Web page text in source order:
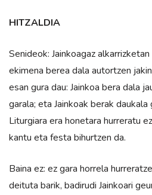
HITZALDIA
Senideok: Jainkoagaz
ekimena berea dala autortzen
esan gura dau: Jainkoa bera dala
garala; eta Jainkoak berak
Liturgiara era honetara hurreratu
kantu eta festa bihurtzen da.
Baina ez: ez gara horrela
deituta barik, badirudi Jainkoari